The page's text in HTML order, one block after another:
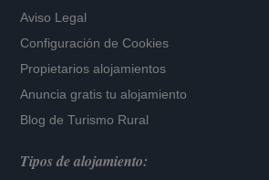
Aviso Legal
Configuración de Cookies
Propietarios alojamientos
Anuncia gratis tu alojamiento
Blog de Turismo Rural
Tipos de alojamiento: